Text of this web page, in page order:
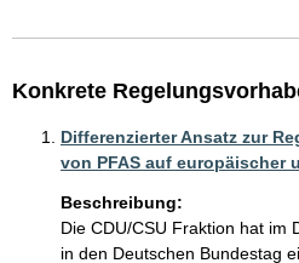
Konkrete
Differenzierter Ansatz zur
von PFAS auf europäischer
Beschreibung:
Die CDU/CSU Fraktion hat im
in den Deutschen Bundestag